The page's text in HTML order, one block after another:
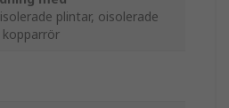
plintar, oisolerade